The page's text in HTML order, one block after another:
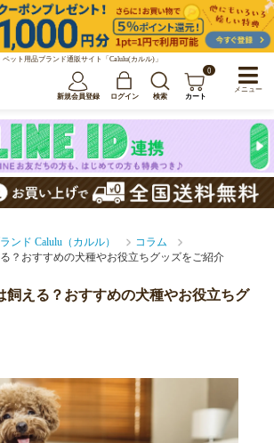
ット用品ブランド通販サイト「Calulu(カルル)」
新規会員登録 ログイン 検索
0
カート
ンド Calulu（カルル）
コラム
？おすすめの犬種やお役立ちグッズをご紹介
飼える？おすすめの犬種やお役立ちグ
メニュー